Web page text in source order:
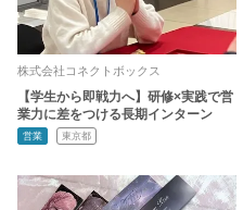
株式会社コネクトボックス
【学生から即戦力へ】研修×実践で営
業力に差をつける長期インターン
営業 東京都